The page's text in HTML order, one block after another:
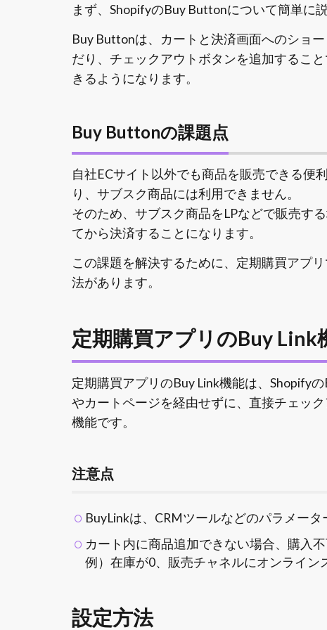
まず、ShopifyのBuy Buttonについて簡単に説
Buy Buttonは、カートと決済画面へのショ
だり、チェックアウトボタンを追加するこ
きるようになります。
Buy Buttonの課題点
自社ECサイト以外でも商品を販売できる便
り、サブスク商品には利用できません。
そのため、サブスク商品をLPなどで販売す
てから決済することになります。
この課題を解決するために、定期購買アプ
法があります。
定期購買アプリのBuy Link
定期購買アプリのBuy Link機能は、Shopify
やカートページを経由せずに、直接チェッ
機能です。
注意点
BuyLinkは、CRMツールなどのパラメータ
カート内に商品追加できない場合、購入不
例）在庫が0、販売チャネルにオンライ
設定方法